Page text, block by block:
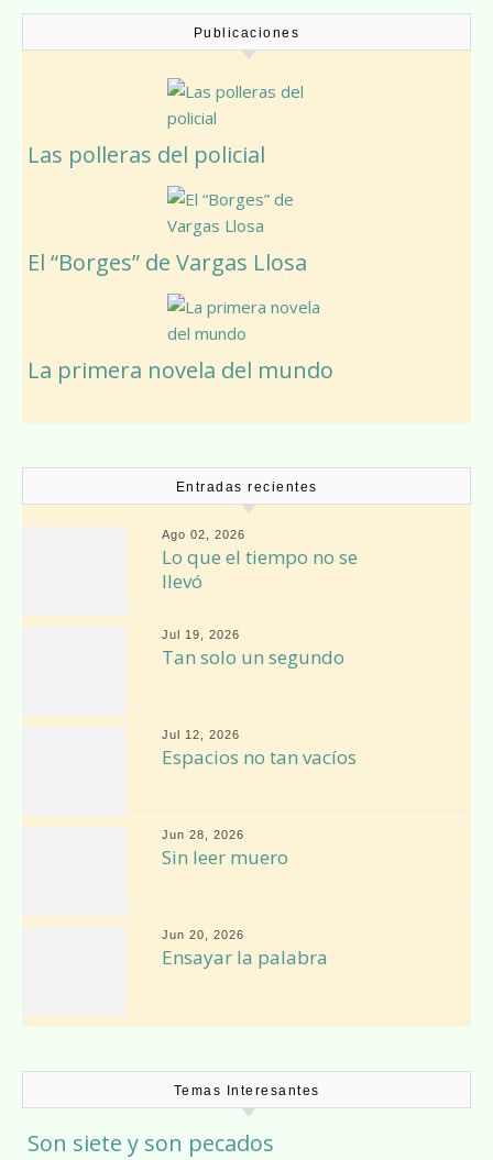
Publicaciones
Las polleras del policial
El “Borges” de Vargas Llosa
La primera novela del mundo
Entradas recientes
Ago 02, 2026
Lo que el tiempo no se
llevó
Jul 19, 2026
Tan solo un segundo
Jul 12, 2026
Espacios no tan vacíos
Jun 28, 2026
Sin leer muero
Jun 20, 2026
Ensayar la palabra
Temas Interesantes
Son siete y son pecados